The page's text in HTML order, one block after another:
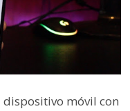
móvil con